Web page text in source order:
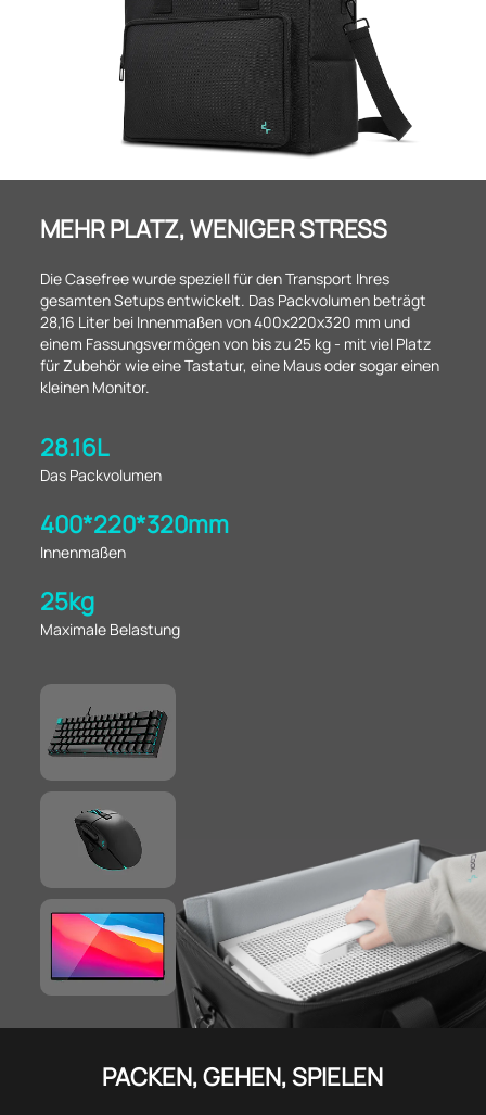
MEHR PLATZ, WENIGER STRESS
Die Casefree wurde speziell für den Transport Ihres
gesamten Setups entwickelt. Das Packvolumen beträgt
28,16 Liter bei Innenmaßen von 400x220x320 mm und
einem Fassungsvermögen von bis zu 25 kg - mit viel Platz
für Zubehör wie eine Tastatur, eine Maus oder sogar einen
kleinen Monitor.
28.16L
Das Packvolumen
400*220*320mm
Innenmaßen
25kg
Maximale Belastung
PACKEN, GEHEN, SPIELEN